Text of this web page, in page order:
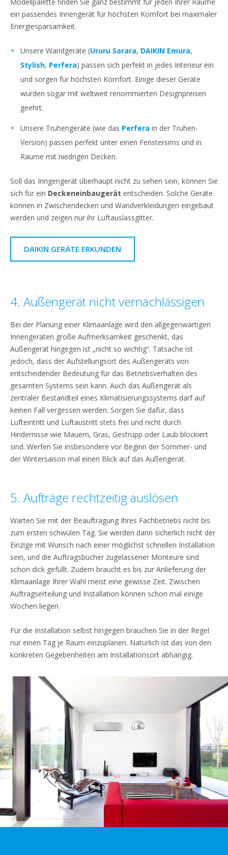
ein passendes Innengerät für höchsten Komfort bei maximaler
Energiesparsamkeit.
Unsere Wandgeräte (Ururu Sarara, DAIKIN Emura,
Stylish, Perfera) passen sich perfekt in jedes Interieur ein
und sorgen für höchsten Komfort. Einige dieser Geräte
wurden sogar mit weltweit renommierten Designpreisen
geehrt.
Unsere Truhengeräte (wie das Perfera in der Truhen-
Version) passen perfekt unter einen Fenstersims und in
Räume mit niedrigen Decken.
Soll das Inngengerät überhaupt nicht zu sehen sein, können Sie
sich für ein Deckeneinbaugerät entscheiden. Solche Geräte
können in Zwischendecken und Wandverkleidungen eingebaut
werden und zeigen nur ihr Luftauslassgitter.
DAIKIN GERÄTE ERKUNDEN
4. Außengerät nicht vernachlässigen
Bei der Planung einer Klimaanlage wird den allgegenwärtigen
Innengeräten große Aufmerksamkeit geschenkt, das
Außengerät hingegen ist „nicht so wichtig“. Tatsache ist
jedoch, dass der Aufstellungsort des Außengeräts von
entscheidender Bedeutung für das Betriebsverhalten des
gesamten Systems sein kann. Auch das Außengerät als
zentraler Bestandteil eines Klimatisierungssystems darf auf
keinen Fall vergessen werden. Sorgen Sie dafür, dass
Lufteintritt und Luftaustritt stets frei und nicht durch
Hindernisse wie Mauern, Gras, Gestrüpp oder Laub blockiert
sind. Werfen Sie insbesondere vor Beginn der Sommer- und
der Wintersaison mal einen Blick auf das Außengerät.
5. Aufträge rechtzeitig auslösen
Warten Sie mit der Beauftragung Ihres Fachbetriebs nicht bis
zum ersten schwülen Tag. Sie werden dann sicherlich nicht der
Einzige mit Wunsch nach einer möglichst schnellen Installation
sein, und die Auftragsbücher zugelassener Monteure sind
schon dick gefüllt. Zudem braucht es bis zur Anlieferung der
Klimaanlage Ihrer Wahl meist eine gewisse Zeit. Zwischen
Auftragserteilung und Installation können schon mal einige
Wochen liegen.
Für die Installation selbst hingegen brauchen Sie in der Regel
nur einen Tag je Raum einzuplanen. Natürlich ist das von den
konkreten Gegebenheiten am Installationsort abhängig.